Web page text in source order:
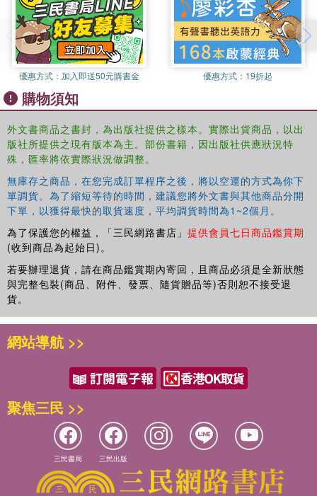
優惠方式： 加入即送50元購書金 優惠方式： 19折起
購物須知
外文書商品之書封，為出版社提供之樣本。實際出貨商品，以出
版社所提供之現有版本為主。部份書籍，因出版社供應狀況特
殊，匯率將依實際狀況做調整。
無庫存之商品，在您完成訂單程序之後，將以空運的方式為你下
單調貨。為了縮短等待的時間，建議您將外文書與其他商品分開
下單，以獲得最快的取貨速度，平均調貨時間為1~2個月。
為了保護您的權益，「三民網路書店」 提供會員七日商品鑑賞期
(收到商品為起始日)。
若要辦理退貨，請在商品鑑賞期內寄回，且商品必須是全新狀態
與完整包裝(商品、附件、發票、隨貨贈品等)否則恕不接受退
貨。
網站導航 >>
聚焦三民 >>
三民書局 三民出版